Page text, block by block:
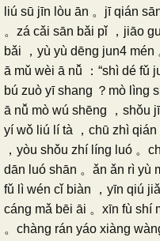
liú sū jīn lòu ān 。jī qián
。zá cǎi sān bǎi pǐ ，jiāo
bǎi ，yù yù dēng jun4 mén
ā mǔ wèi ā nǚ ：“shì dé fǔ
bú zuò yī shang ？mò lìng
ā nǚ mò wú shēng ，shǒu
yí wǒ liú lí tà ，chū zhì
，yòu shǒu zhí líng luó 。
dān luó shān 。ǎn ǎn rì yù
fǔ lì wén cǐ biàn ，yīn qiú
cáng mǎ bēi āi 。xīn fù shí
。chàng rán yáo xiàng